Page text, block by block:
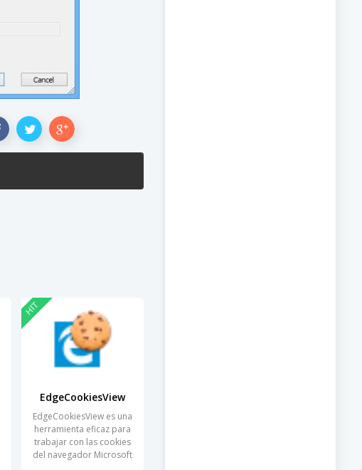
EdgeCookiesView
EdgeCookiesView es una
herramienta eficaz para
trabajar con las cookies
del navegador Microsoft
HIT